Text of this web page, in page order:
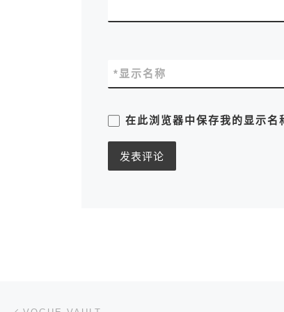
显示名称
*
在此浏览器中保存我的显示名
文章导航